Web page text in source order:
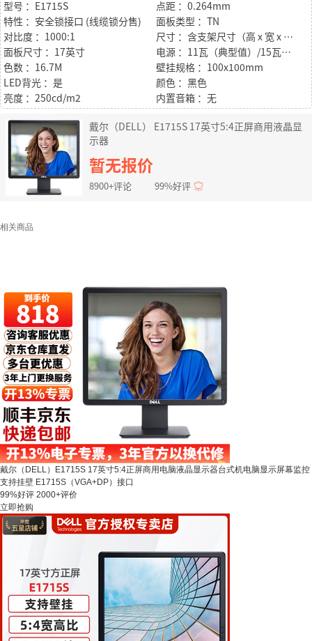
型号 ：E1715S
点距 ：0.264mm
特性 ：安全锁接口 (线缆锁分售)
面板类型 ：TN
对比度 ：1000:1
尺寸 ：含支架尺寸（高 x 宽 x 深）： 389.5毫米）x（374.5毫米）x（165.5毫米）
面板尺寸 ：17英寸
电源 ：11瓦（典型值）/15瓦（最大值）
色数 ：16.7M
壁挂规格 ：100x100mm
LED背光 ：是
颜色 ：黑色
亮度 ：250cd/m2
内置音箱 ：无
戴尔（DELL） E1715S 17英寸5:4正屏商用液晶显
示器
暂无报价
8900+评论 99%好评
相关商品
戴尔（DELL）E1715S 17英寸5:4正屏商用电脑液晶显示器台式机电脑显示屏幕监控
支持挂壁 E1715S（VGA+DP）接口
99%好评 2000+评价
立即抢购